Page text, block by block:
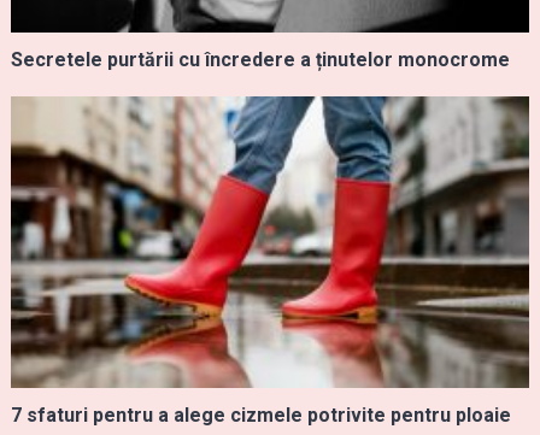
Secretele purtării cu încredere a ținutelor monocrome
7 sfaturi pentru a alege cizmele potrivite pentru ploaie